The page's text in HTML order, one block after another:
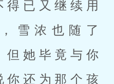
得已又继续用
雪浓也随了
但她毕竟与你
你还为那个孩